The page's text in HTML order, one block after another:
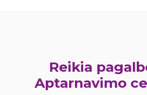
Reikia
Aptarnavimo